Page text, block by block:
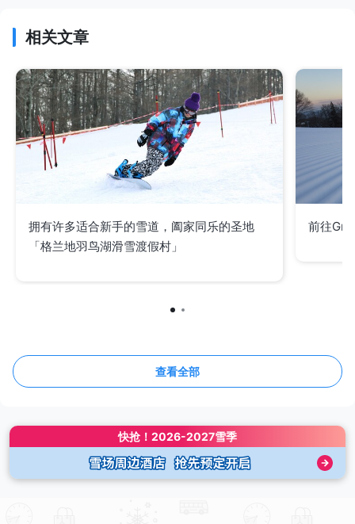
相关文章
拥有许多适合新手的雪道，阖家同乐的圣地
「格兰地羽鸟湖滑雪渡假村」
前往
查看全部
快抢！ 2026-2027雪季